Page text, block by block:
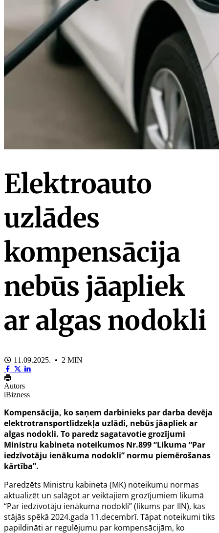
Elektroauto
uzlādes
kompensācija
nebūs jāapliek
ar algas nodokli
11.09.2025. • 2 MIN
Autors
iBizness
Kompensācija, ko saņem darbinieks par darba devēja
elektrotransportlīdzekļa uzlādi, nebūs jāapliek ar
algas nodokli. To paredz sagatavotie grozījumi
Ministru kabineta noteikumos Nr.899 “Likuma “Par
iedzīvotāju ienākuma nodokli” normu piemērošanas
kārtība”.
Paredzēts Ministru kabineta (MK) noteikumu normas
aktualizēt un salāgot ar veiktajiem grozījumiem likumā
“Par iedzīvotāju ienākuma nodokli” (likums par IIN), kas
stājās spēkā 2024.gada 11.decembrī. Tāpat noteikumi tiks
papildināti ar regulējumu par kompensācijām, ko